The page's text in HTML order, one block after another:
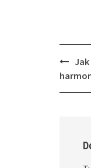
Post
Jak